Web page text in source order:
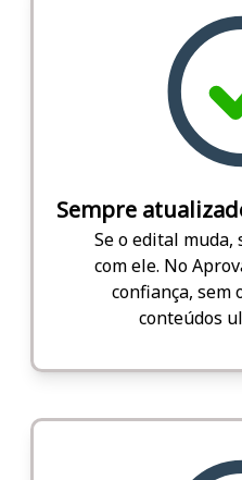
Sempre
Se o edital
com ele. No
confiança, sem
conteúdos